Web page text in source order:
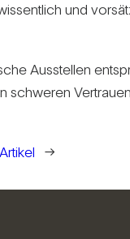
und
Aus­stellen
schweren
→